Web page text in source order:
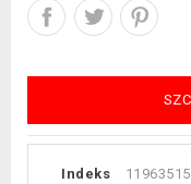
Indeks 11963515